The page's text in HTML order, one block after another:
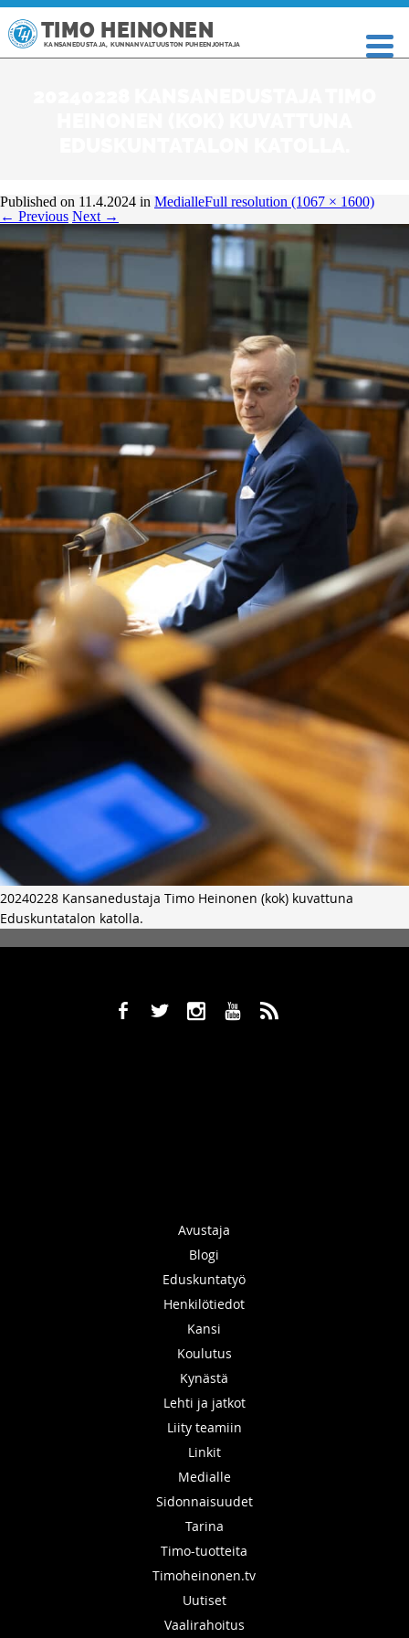
TIMO HEINONEN
KANSANEDUSTAJA, KUNNANVALTUUSTON PUHEENJOHTAJA
Published on 11.4.2024 in MedialleFull resolution (1067 × 1600)
← Previous Next →
20240228 Kansanedustaja Timo Heinonen (kok) kuvattuna
Eduskuntatalon katolla.
b a x r ,
Avustaja
Blogi
Eduskuntatyö
Henkilötiedot
Kansi
Koulutus
Kynästä
Lehti ja jatkot
Liity teamiin
Linkit
Medialle
Sidonnaisuudet
Tarina
Timo-tuotteita
Timoheinonen.tv
Uutiset
Vaalirahoitus